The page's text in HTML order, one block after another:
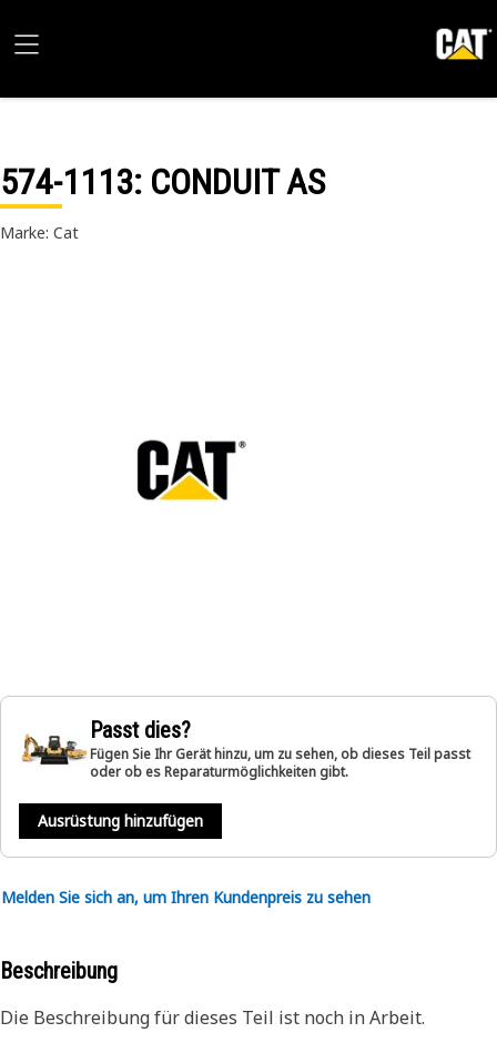
574-1113: CONDUIT AS
Marke: Cat
Passt dies?
Fügen Sie Ihr Gerät hinzu, um zu sehen, ob dieses Teil passt
oder ob es Reparaturmöglichkeiten gibt.
Ausrüstung hinzufügen
Melden Sie sich an, um Ihren Kundenpreis zu sehen
Beschreibung
Die Beschreibung für dieses Teil ist noch in Arbeit.